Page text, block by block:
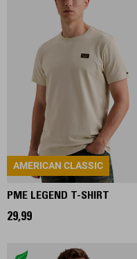
AMERICAN CLASSIC
PME LEGEND T-SHIRT
29,99